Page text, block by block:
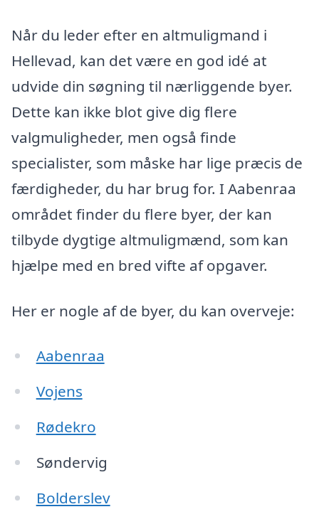
Når du leder efter en altmuligmand i
Hellevad, kan det være en god idé at
udvide din søgning til nærliggende byer.
Dette kan ikke blot give dig flere
valgmuligheder, men også finde
specialister, som måske har lige præcis de
færdigheder, du har brug for. I Aabenraa
området finder du flere byer, der kan
tilbyde dygtige altmuligmænd, som kan
hjælpe med en bred vifte af opgaver.
Her er nogle af de byer, du kan overveje:
Aabenraa
Vojens
Rødekro
Søndervig
Bolderslev